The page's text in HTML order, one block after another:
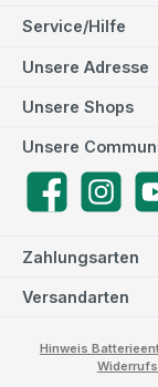
Service/Hilfe
Zahlungsarten
Versandarten
Unsere Adresse
Unsere
FacebookInstagram
Unsere Shops
Hinweis